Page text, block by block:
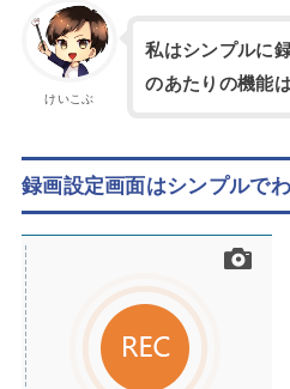
けいこぶ
私はシンプルに
のあたりの機能
録画設定画面はシンプルで